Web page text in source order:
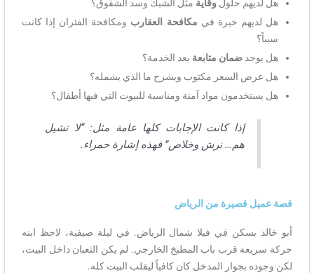
هل لديهم حلولوقايةمثل الشبك وسد الشقوق؟
هل لديهم خبرة فيمكافحة العقارب ومكافحة الفئران إذا كانت
سبباً؟
هل يوجدضمان متابعةبعد الخدمة؟
هل عرض السعر مكتوب ويشرح ما الذي يشمله؟
هل يستخدمون مواد آمنة ومناسبة للبيوت التي فيها أطفال؟
إذا كانت الإجابات كلها عامة مثل: “لا تشيل
هم… نرش وخلاص” فهذه إشارة حمراء.
قصة عميل قصيرة من الرياض
أبو خالد يسكن في فيلا شمال الرياض. في ليلة صيفية، لاحظ ابنه
حركة سريعة قرب باب المطبخ الخارجي. لم يكن الثعبان داخل البيت،
لكن وجوده بجوار المدخل كان كافياً ليقلب البيت كله.